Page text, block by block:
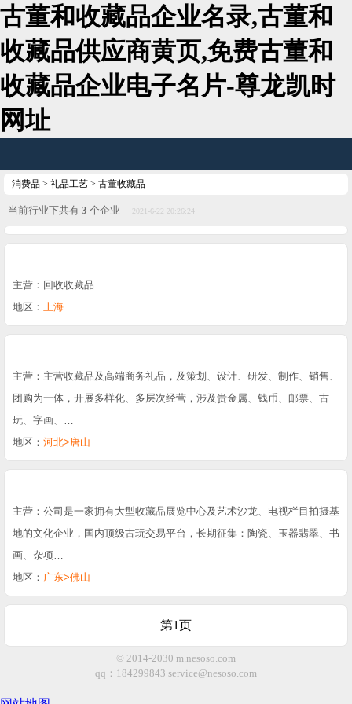
古董和收藏品企业名录,古董和
收藏品供应商黄页,免费古董和
收藏品企业电子名片-尊龙凯时
网址
消费品 > 礼品工艺 > 古董收藏品
当前行业下共有 3 个企业 2021-6-22 20:26:24
主营：回收收藏品…
地区： 上海
主营：主营收藏品及高端商务礼品，及策划、设计、研发、制作、销售、
团购为一体，开展多样化、多层次经营，涉及贵金属、钱币、邮票、古
玩、字画、…
地区： 河北>唐山
主营：公司是一家拥有大型收藏品展览中心及艺术沙龙、电视栏目拍摄基
地的文化企业，国内顶级古玩交易平台，长期征集：陶瓷、玉器翡翠、书
画、杂项…
地区： 广东>佛山
第1页
© 2014-2030 m.nesoso.com
qq：184299843 service@nesoso.com